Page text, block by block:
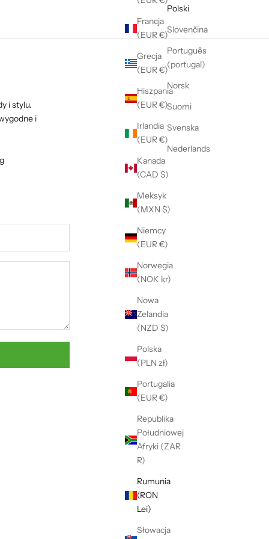
Francja
(EUR €)
Grecja
(EUR €)
Hiszpania
(EUR €)
Irlandia
(EUR €)
Kanada
(CAD $)
Meksyk
(MXN $)
Niemcy
(EUR €)
Norwegia
(NOK kr)
Nowa
Zelandia
(NZD $)
Polska
(PLN zł)
Portugalia
(EUR €)
Republika
Południowej
Afryki (ZAR
R)
Rumunia
(RON
Lei)
Słowacja
Polski
Slovenčina
Português
(portugal)
Norsk
Suomi
Svenska
Nederlands
i stylu.
i